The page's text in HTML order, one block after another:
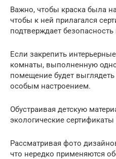
Важно, чтобы краска была
чтобы к ней прилагался
подтверждает безопасность
Если закрепить
комнаты, выполненную
помещение будет
особым настроением.
Обустраивая детскую
экологические
Рассматривая фото
что нередко применяются